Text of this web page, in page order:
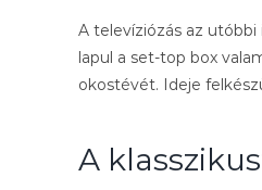
A televíziózás az
lapul a set-top box
okostévét. Ideje
A